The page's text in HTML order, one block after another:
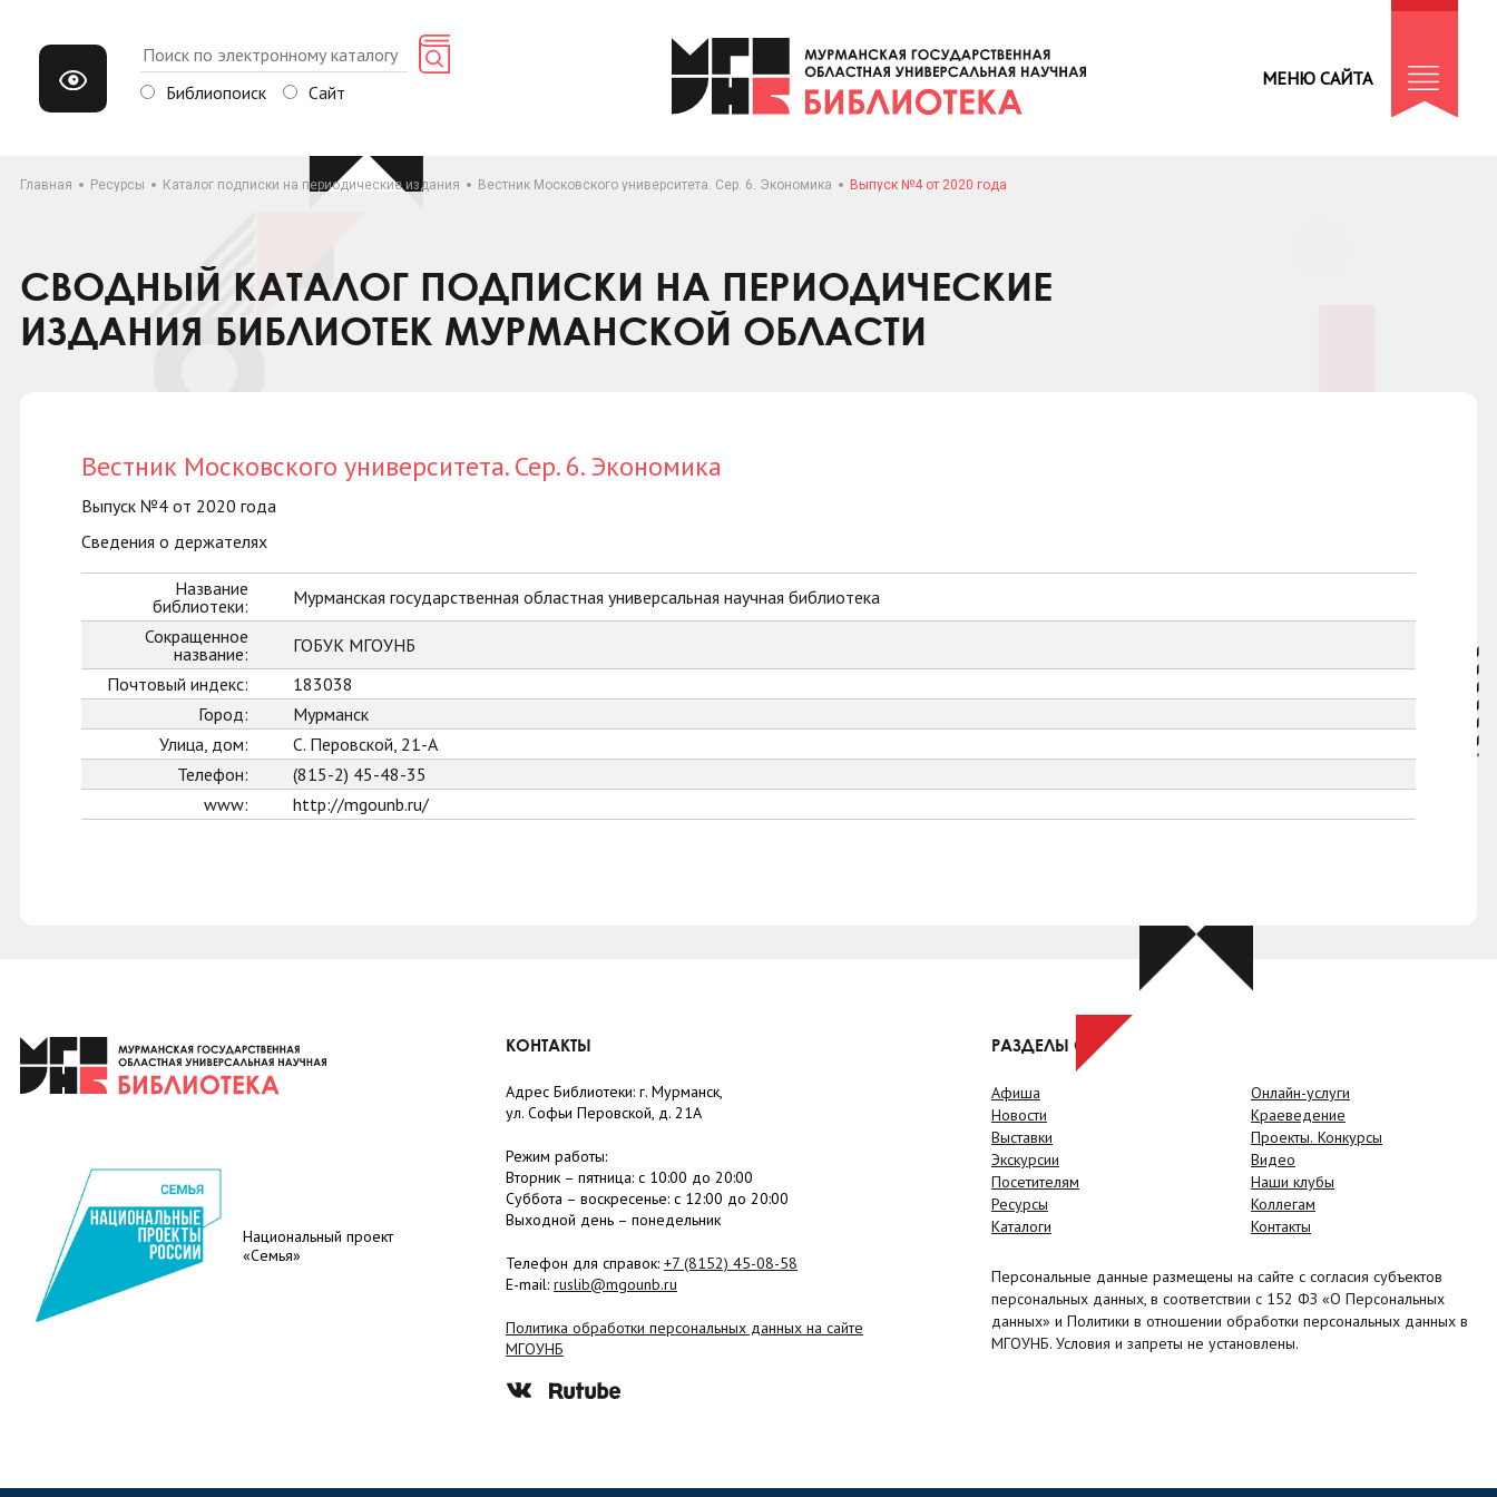
Библиопоиск Сайт
МЕНЮ САЙТА
Главная Ресурсы Каталог подписки на периодические издания Вестник Московского университета. Сер. 6. Экономика Выпуск №4 от 2020 года
СВОДНЫЙ КАТАЛОГ ПОДПИСКИ НА ПЕРИОДИЧЕСКИЕ
ИЗДАНИЯ БИБЛИОТЕК МУРМАНСКОЙ ОБЛАСТИ
Вестник Московского университета. Сер. 6. Экономика
Выпуск №4 от 2020 года
Сведения о держателях
Название
библиотеки:
Мурманская государственная областная универсальная научная библиотека
Сокращенное
название:
ГОБУК МГОУНБ
Почтовый индекс:
183038
Город:
Мурманск
Улица, дом:
С. Перовской, 21-А
Телефон:
(815-2) 45-48-35
www:
http://mgounb.ru/
Национальный проект
«Семья»
КОНТАКТЫ
Адрес Библиотеки: г. Мурманск,
ул. Софьи Перовской, д. 21А
Режим работы:
Вторник – пятница: с 10:00 до 20:00
Суббота – воскресенье: c 12:00 до 20:00
Выходной день – понедельник
Телефон для справок: +7 (8152) 45-08-58
E-mail: ruslib@mgounb.ru
Политика обработки персональных данных на сайте
МГОУНБ
РАЗДЕЛЫ САЙТА
Афиша
Новости
Выставки
Экскурсии
Посетителям
Ресурсы
Каталоги
Онлайн-услуги
Краеведение
Проекты. Конкурсы
Видео
Наши клубы
Коллегам
Контакты
Персональные данные размещены на сайте с согласия субъектов
персональных данных, в соответствии с 152 ФЗ «О Персональных
данных» и Политики в отношении обработки персональных данных в
МГОУНБ. Условия и запреты не установлены.